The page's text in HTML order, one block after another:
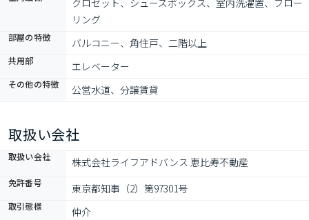
クロゼット、シューズボックス、室内洗濯置、フロー
リング
部屋の特徴 バルコニー、角住戸、二階以上
共用部 エレベーター
その他の特徴 公営水道、分譲賃貸
取扱い会社
取扱い会社 株式会社ライフアドバンス 恵比寿不動産
免許番号 東京都知事（2）第97301号
取引態様 仲介